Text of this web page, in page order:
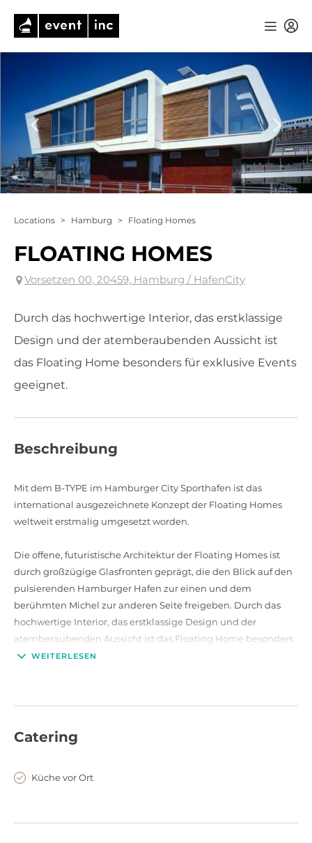
Locations > Hamburg > Floating Homes
FLOATING HOMES
Vorsetzen 00, 20459, Hamburg / HafenCity
Durch das hochwertige Interior, das erstklassige
Design und der atemberaubenden Aussicht ist
das Floating Home besonders für exklusive Events
geeignet.
Beschreibung
Mit dem B-TYPE im Hamburger City Sporthafen ist das
international ausgezeichnete Konzept der Floating Homes
weltweit erstmalig umgesetzt worden.
Die offene, futuristische Architektur der Floating Homes ist
durch großzügige Glasfronten geprägt, die den Blick auf den
pulsierenden Hamburger Hafen zur einen und dem
berühmten Michel zur anderen Seite freigeben. Durch das
hochwertige Interior, das erstklassige Design und der
atemberaubenden Aussicht ist das Floating Home besonders
für exklusive Events geeignet.
einen Konferenzraum mit großer Terrasse, einem Living Room
zum Full-Service für die Location verantwortlich.
WEITERLESEN
Catering
Küche vor Ort